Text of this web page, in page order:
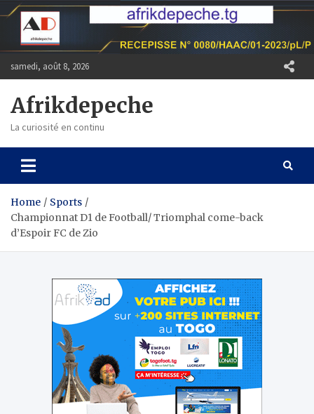
Skip
content
samedi, août 8, 2026
Afrikdepeche
La curiosité en continu
Home
Sports
Championnat D1 de Football/ Triomphal come-back
d’Espoir FC de Zio